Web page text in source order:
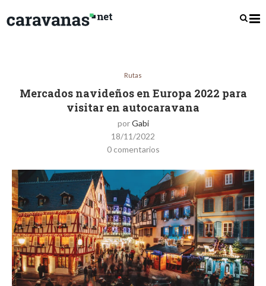
Rutas
Mercados navideños en Europa 2022 para
visitar en autocaravana
porGabi
18/11/2022
0 comentarios